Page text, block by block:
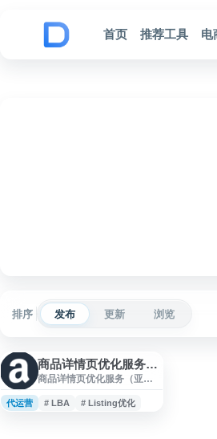
首页
推荐工具 电
排序 发布 更新 浏览
商品详情页优化服务（亚马逊LBA）
商品详情页优化服务（亚马
服务面向卖家的运营支持方
代运营 # LBA # Listing优化